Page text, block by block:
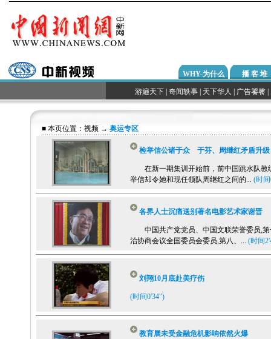
WHY-为什么 播 客 堆
游遍天下 奇闻轶事 天下华人 广告饕餮
■ 本页位置： 视频 → 奥运专区
检举信公诸于众 于芬、周继红矛盾升级
在新一期集训开始前，前中国跳水队教
举信却令她和现任领队周继红之间的... (时
各界人士沉痛送别著名电影艺术家谢晋
中国共产党党员、中国文联荣誉委员,第
治协商会议全国委员会委员,第八、... (时间
刘翔10月底赴美疗伤
(时间0'34")
教育展未受金融危机影响依然火爆